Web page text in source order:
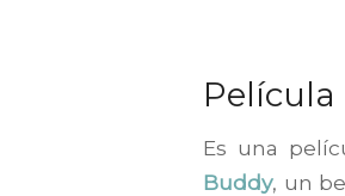
Película
Es una
Buddy, un